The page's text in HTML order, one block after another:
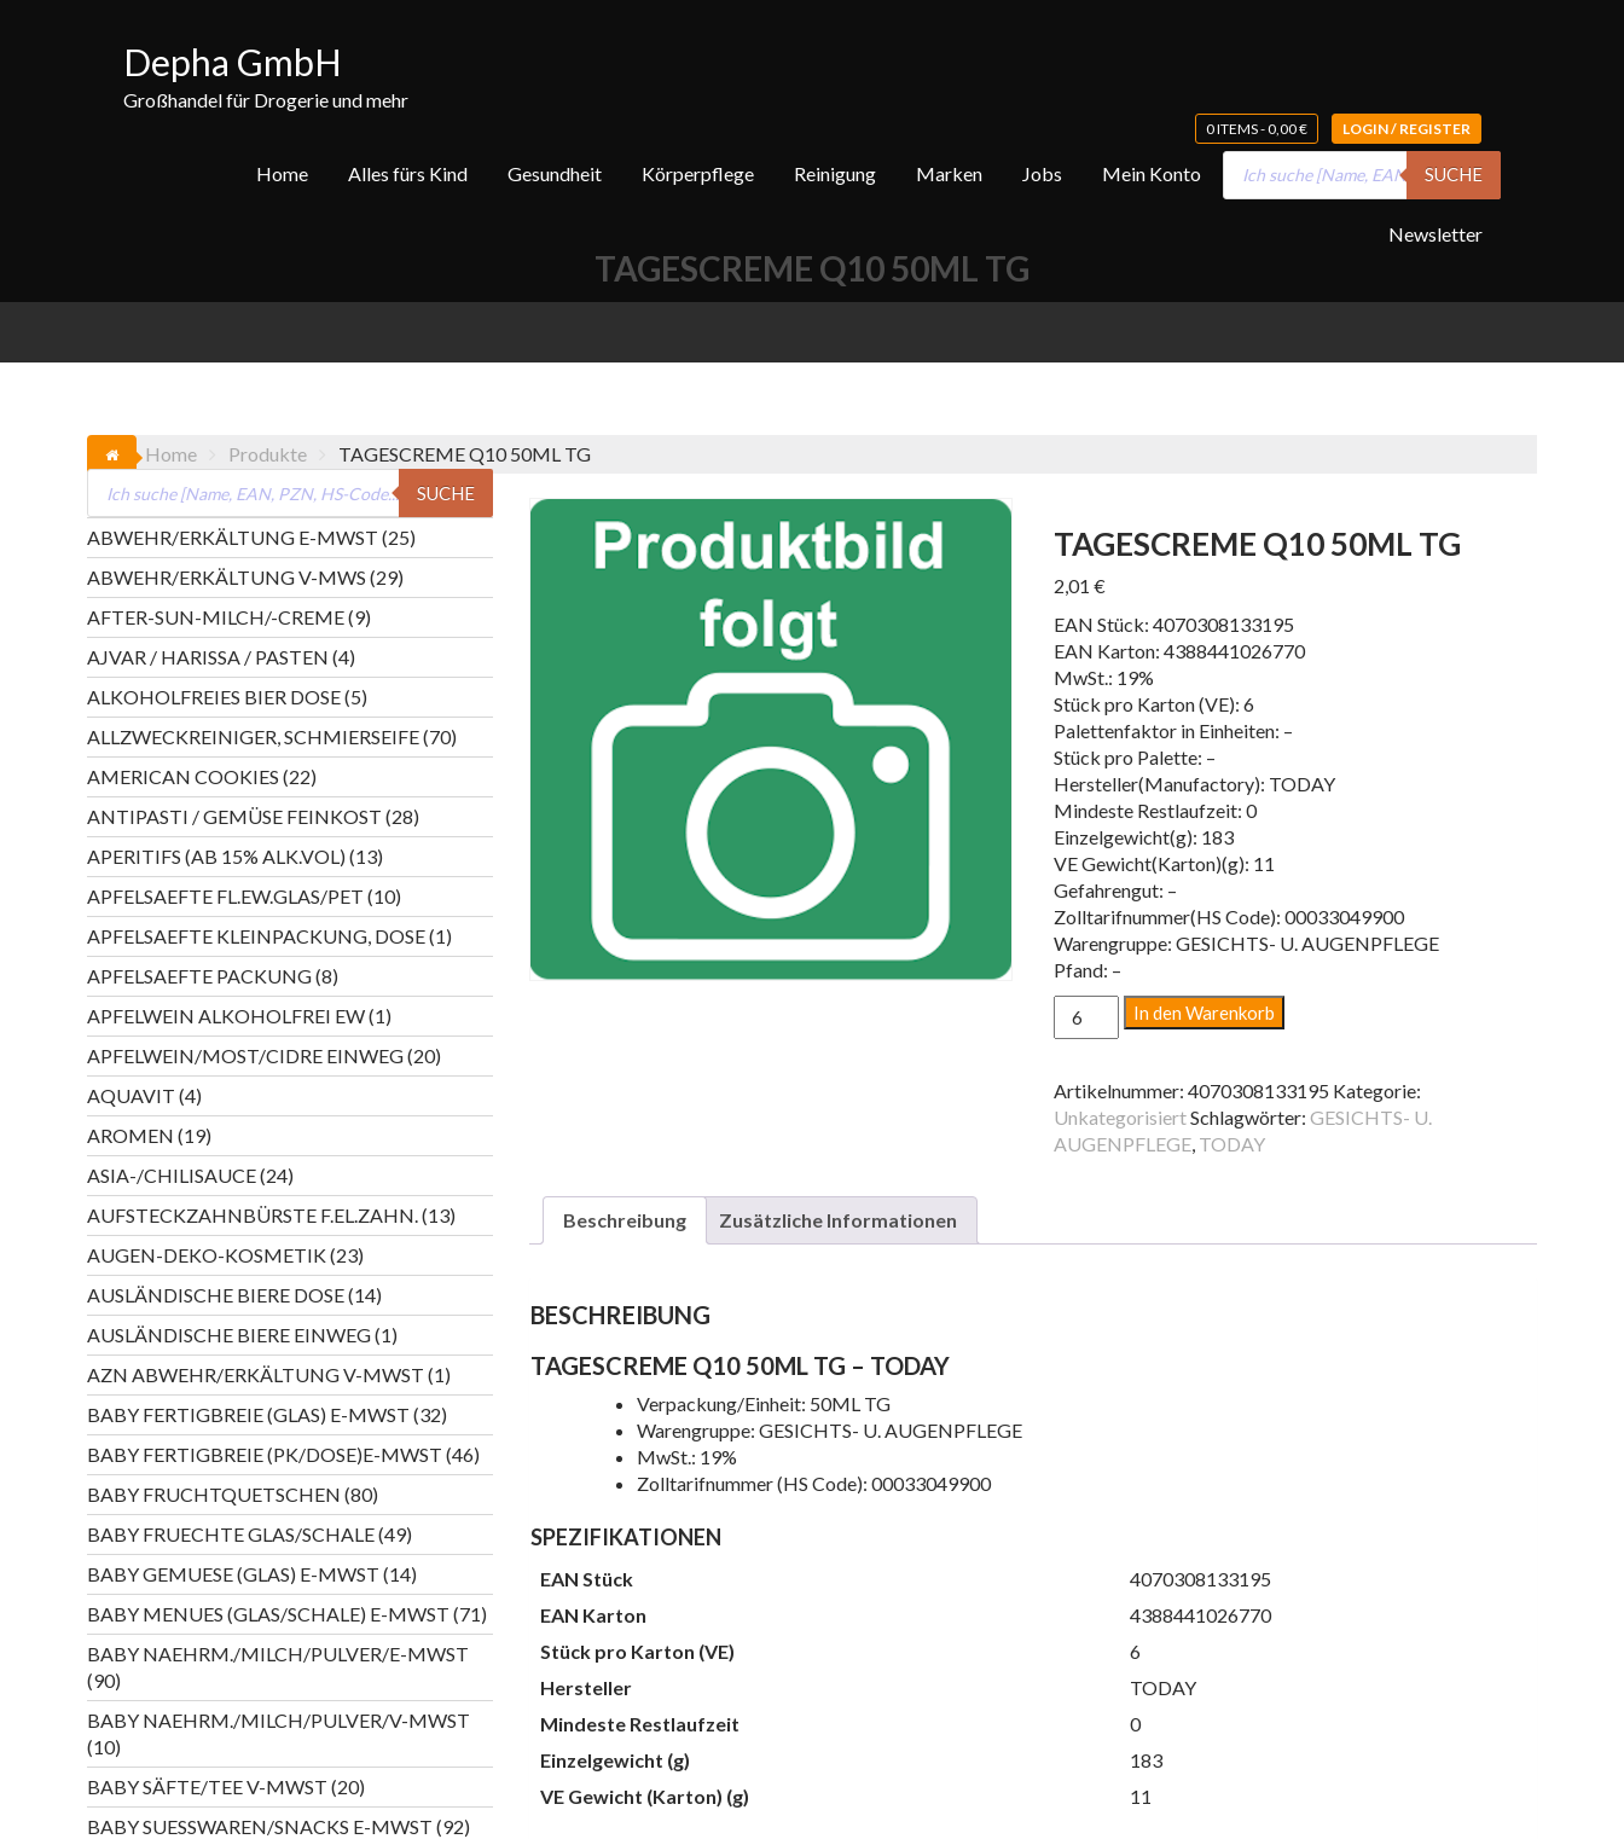
Depha GmbH
Großhandel für Drogerie und mehr
0 ITEMS -0,00€ LOGIN / REGISTER
Home Alles fürs Kind Gesundheit Körperpflege Reinigung Marken Jobs Mein Konto
Products
search
SUCHE
Newsletter
TAGESCREME Q10 50ML TG
Home Produkte TAGESCREME Q10 50ML TG
TAGESCREME Q10 50ML TG
2,01 €
EAN Stück: 4070308133195
EAN Karton: 4388441026770
MwSt.: 19%
Stück pro Karton (VE): 6
Palettenfaktor in Einheiten: –
Stück pro Palette: –
Hersteller(Manufactory): TODAY
Mindeste Restlaufzeit: 0
Einzelgewicht(g): 183
VE Gewicht(Karton)(g): 11
Gefahrengut: –
Zolltarifnummer(HS Code): 00033049900
Warengruppe: GESICHTS- U. AUGENPFLEGE
Pfand: –
TAGESCREME
Q10
TG
Menge
In den Warenkorb
Artikelnummer: 4070308133195 Kategorie:
UnkategorisiertSchlagwörter: GESICHTS- U.
AUGENPFLEGE, TODAY
Beschreibung Zusätzliche Informationen
BESCHREIBUNG
TAGESCREME Q10 50ML TG – TODAY
Verpackung/Einheit: 50ML TG
Warengruppe: GESICHTS- U. AUGENPFLEGE
MwSt.: 19%
Zolltarifnummer (HS Code): 00033049900
SPEZIFIKATIONEN
EAN Stück
4070308133195
EAN Karton
4388441026770
Stück pro Karton (VE)
6
Hersteller
TODAY
Mindeste Restlaufzeit
0
Einzelgewicht (g)
183
VE Gewicht (Karton) (g)
11
Products
search
SUCHE
ABWEHR/ERKÄLTUNG E-MWST 2525
Produkte
ABWEHR/ERKÄLTUNG V-MWS 2929
Produkte
AFTER-SUN-MILCH/-CREME 99
Produkte
AJVAR / HARISSA / PASTEN 44
Produkte
ALKOHOLFREIES BIER DOSE 55
Produkte
ALLZWECKREINIGER, SCHMIERSEIFE 7070
Produkte
AMERICAN COOKIES 2222
Produkte
ANTIPASTI / GEMÜSE FEINKOST 2828
Produkte
APERITIFS (AB 15% ALK.VOL) 1313
Produkte
APFELSAEFTE FL.EW.GLAS/PET 1010
Produkte
APFELSAEFTE KLEINPACKUNG, DOSE 11
Produkt
APFELSAEFTE PACKUNG 88
Produkte
APFELWEIN ALKOHOLFREI EW 11
Produkt
APFELWEIN/MOST/CIDRE EINWEG 2020
Produkte
AQUAVIT 44
Produkte
AROMEN 1919
Produkte
ASIA-/CHILISAUCE 2424
Produkte
AUFSTECKZAHNBÜRSTE F.EL.ZAHN. 1313
Produkte
AUGEN-DEKO-KOSMETIK 2323
Produkte
AUSLÄNDISCHE BIERE DOSE 1414
Produkte
AUSLÄNDISCHE BIERE EINWEG 11
Produkt
AZN ABWEHR/ERKÄLTUNG V-MWST 11
Produkt
BABY FERTIGBREIE (GLAS) E-MWST 3232
Produkte
BABY FERTIGBREIE (PK/DOSE)E-MWST 4646
Produkte
BABY FRUCHTQUETSCHEN 8080
Produkte
BABY FRUECHTE GLAS/SCHALE 4949
Produkte
BABY GEMUESE (GLAS) E-MWST 1414
Produkte
BABY MENUES (GLAS/SCHALE) E-MWST 7171
Produkte
BABY NAEHRM./MILCH/PULVER/E-MWST
9090
Produkte
BABY NAEHRM./MILCH/PULVER/V-MWST
1010
Produkte
BABY SÄFTE/TEE V-MWST 2020
Produkte
BABY SUESSWAREN/SNACKS E-MWST 9292